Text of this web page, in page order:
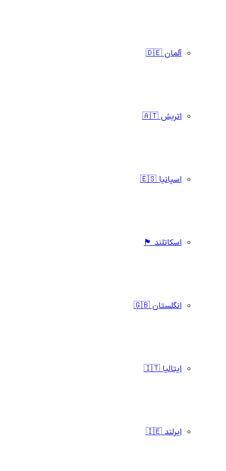
آلمان 🇩🇪
اتریش 🇦🇹
اسپانیا 🇪🇸
اسکاتلند 🏴󠁧󠁢󠁳󠁣󠁴󠁿
انگلستان 🇬🇧
ایتالیا 🇮🇹
ایرلند 🇮🇪